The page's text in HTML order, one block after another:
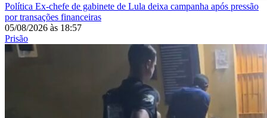
Política Ex-chefe de gabinete de Lula deixa campanha após pressão
por transações financeiras
05/08/2026 às 18:57
Prisão